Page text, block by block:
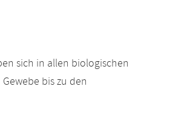
sich in allen biologischen
bis zu den